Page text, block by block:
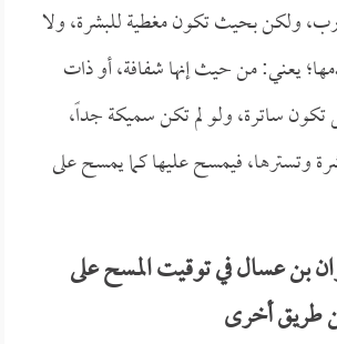
ولكن بحيث تكون مغطية للبشرة، ولا
يعني: من حيث إنها شفافة، أو ذات
ساترة، ولو لم تكن سميكة جداً،
وتسترها، فيمسح عليها كما يمسح على
عسال في توقيت المسح على
طريق أخرى